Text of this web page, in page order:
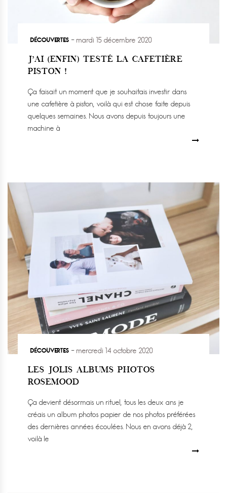
DÉCOUVERTES mardi 15 décembre 2020
J’AI (ENFIN) TESTÉ LA CAFETIÈRE
PISTON !
Ça faisait un moment que je souhaitais investir dans
une cafetière à piston, voilà qui est chose faite depuis
quelques semaines. Nous avons depuis toujours une
machine à
DÉCOUVERTES mercredi 14 octobre 2020
LES JOLIS ALBUMS PHOTOS
ROSEMOOD
Ça devient désormais un rituel, tous les deux ans je
créais un album photos papier de nos photos préférées
des dernières années écoulées. Nous en avons déjà 2,
voilà le